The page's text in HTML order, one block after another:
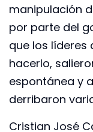
manipulación
por parte del
que los líderes
hacerlo,
espontánea y
derribaron
Cristian José